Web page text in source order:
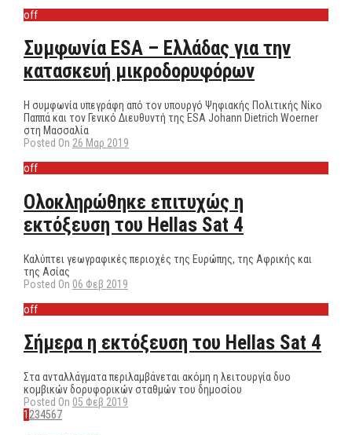
off
Συμφωνία ESA – Ελλάδας για την
κατασκευή μικροδορυφόρων
Η συμφωνία υπεγράφη από τον υπουργό Ψηφιακής Πολιτικής Νίκο
Παππά και τον Γενικό Διευθυντή της ESA Johann Dietrich Woerner
στη Μασσαλία
Posted On 26 Μαρ 2019
off
Ολοκληρώθηκε επιτυχώς η
εκτόξευση του Hellas Sat 4
Καλύπτει γεωγραφικές περιοχές της Ευρώπης, της Αφρικής και
της Ασίας
Posted On 06 Φεβ 2019
off
Σήμερα η εκτόξευση του Hellas Sat 4
Στα ανταλλάγματα περιλαμβάνεται ακόμη η λειτουργία δυο
κομβικών δορυφορικών σταθμών του δημοσίου
Posted On 05 Φεβ 2019
1 234567